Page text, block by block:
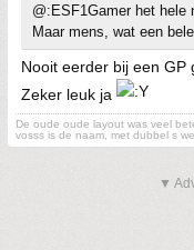
@:ESF1Gamer het hele
Maar mens, wat een
Nooit eerder bij een GP
Zeker leuk ja
De oude oude layout was veel
vosss is de naam, met dubbel s
▼